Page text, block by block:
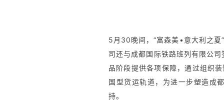
5月30晚间，“富森美•意大利之
司还与成都国际铁路班列有限公
品阶段提供各项保障，通过组织
国型货运轨道，为进一步塑造成
持。